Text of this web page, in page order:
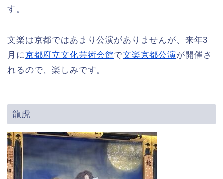
す。
文楽は京都ではあまり公演がありませんが、来年3
月に京都府立文化芸術会館で文楽京都公演が開催さ
れるので、楽しみです。
龍虎